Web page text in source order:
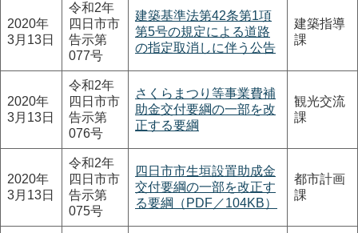
2020年
3月13日
令和2年
四日市市
告示第
077号
建築基準法第42条第1項
第5号の規定による道路
の指定取消しに伴う公告
建築指導
課
2020年
3月13日
令和2年
四日市市
告示第
076号
さくらまつり等事業費補
助金交付要綱の一部を改
正する要綱
観光交流
課
2020年
3月13日
令和2年
四日市市
告示第
075号
四日市市生垣設置助成金
交付要綱の一部を改正す
る要綱（PDF／104KB）
都市計画
課